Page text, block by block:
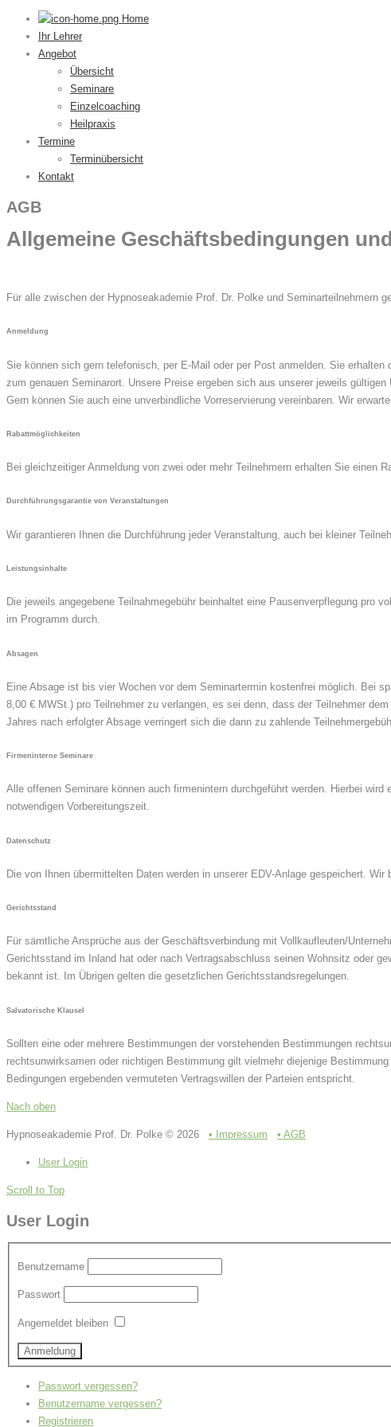
Home
Ihr Lehrer
Angebot
Übersicht
Seminare
Einzelcoaching
Heilpraxis
Termine
Terminübersicht
Kontakt
AGB
Allgemeine Geschäftsbedingungen
Für alle zwischen der Hypnoseakademie Prof. Dr. Polke und Seminarteilnehmern
Anmeldung
Sie können sich gern telefonisch, per E-Mail oder per Post anmelden. Sie
zum genauen Seminarort. Unsere Preise ergeben sich aus unserer jeweils gültigen
Gern können Sie auch eine unverbindliche Vorreservierung vereinbaren. Wir
Rabattmöglichkeiten
Bei gleichzeitiger Anmeldung von zwei oder mehr Teilnehmern erhalten Sie einen
Durchführungsgarantie von Veranstaltungen
Wir garantieren Ihnen die Durchführung jeder Veranstaltung, auch bei kleiner
Leistungsinhalte
Die jeweils angegebene Teilnahmegebühr beinhaltet eine Pausenverpflegung pro
im Programm durch.
Absagen
Eine Absage ist bis vier Wochen vor dem Seminartermin kostenfrei möglich. Bei
8,00 € MWSt.) pro Teilnehmer zu verlangen, es sei denn, dass der Teilnehmer
Jahres nach erfolgter Absage verringert sich die dann zu zahlende
Firmeninterne Seminare
Alle offenen Seminare können auch firmenintern durchgeführt werden. Hierbei
notwendigen Vorbereitungszeit.
Datenschutz
Die von Ihnen übermittelten Daten werden in unserer EDV-Anlage gespeichert.
Gerichtsstand
Für sämtliche Ansprüche aus der Geschäftsverbindung mit Vollkaufleuten/
Gerichtsstand im Inland hat oder nach Vertragsabschluss seinen Wohnsitz oder
bekannt ist. Im Übrigen gelten die gesetzlichen Gerichtsstandsregelungen.
Salvatorische Klausel
Sollten eine oder mehrere Bestimmungen der vorstehenden Bestimmungen
rechtsunwirksamen oder nichtigen Bestimmung gilt vielmehr diejenige
Bedingungen ergebenden vermuteten Vertragswillen der Parteien entspricht.
Nach oben
Hypnoseakademie Prof. Dr. Polke © 2026 • Impressum • AGB
User Login
Scroll to Top
User Login
Benutzername
Passwort
Angemeldet bleiben
Passwort vergessen?
Benutzername vergessen?
Registrieren